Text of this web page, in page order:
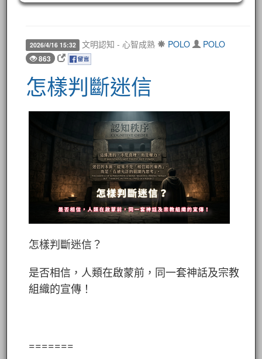
2026/4/16 15:32 文明認知 - 心智成熟 POLO POLO
863
怎樣判斷迷信
怎樣判斷迷信？
是否相信，人類在啟蒙前，同一套神話及宗教
組織的宣傳！
=======